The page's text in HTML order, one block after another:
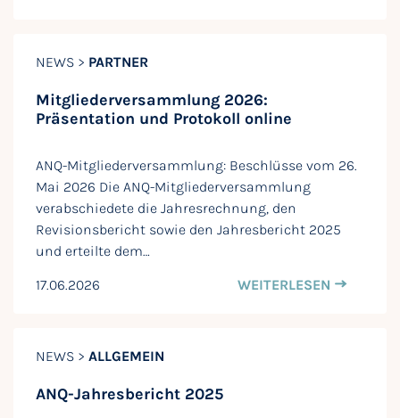
NEWS > PARTNER
Mitgliederversammlung 2026:
Präsentation und Protokoll online
ANQ-Mitgliederversammlung: Beschlüsse vom 26.
Mai 2026 Die ANQ-Mitgliederversammlung
verabschiedete die Jahresrechnung, den
Revisionsbericht sowie den Jahresbericht 2025
und erteilte dem…
17.06.2026
WEITERLESEN
NEWS > ALLGEMEIN
ANQ-Jahresbericht 2025